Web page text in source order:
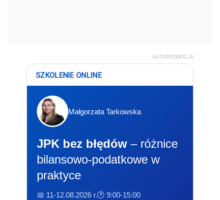
AUTOPROMOCJA
SZKOLENIE ONLINE
Małgorzata Tarkowska
JPK bez błędów – różnice
bilansowo-podatkowe w
praktyce
📅 11-12.08.2026 r.🕐 9:00-15:00